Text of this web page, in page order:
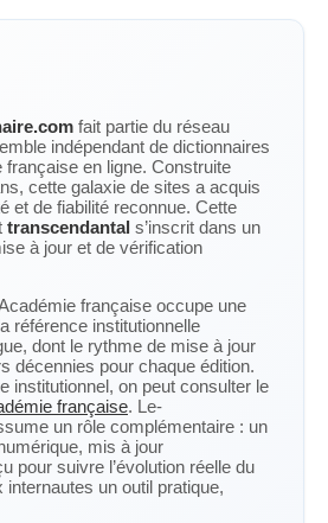
fait partie du réseau
indépendant de dictionnaires
française en ligne. Construite
cette galaxie de sites a acquis
et de fiabilité reconnue. Cette
transcendantal s’inscrit dans un
à jour et de vérification
française occupe une
référence institutionnelle
dont le rythme de mise à jour
décennies pour chaque édition.
institutionnel, on peut consulter le
française. Le-
un rôle complémentaire : un
mis à jour
pour suivre l’évolution réelle du
un outil pratique,